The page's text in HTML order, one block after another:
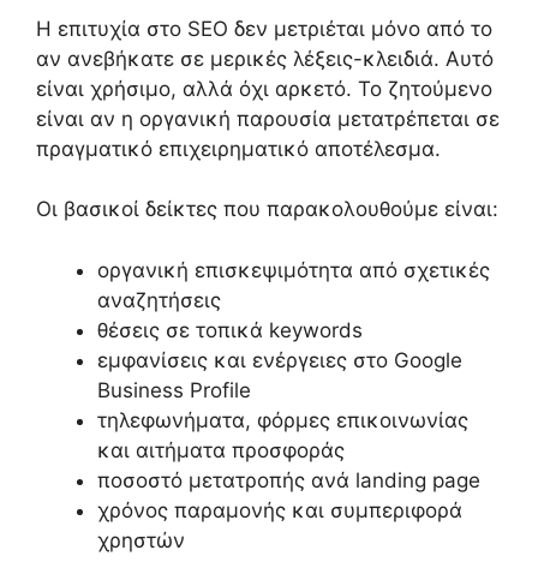
Η επιτυχία στο SEO δεν μετριέται μόνο από το
αν ανεβήκατε σε μερικές λέξεις-κλειδιά. Αυτό
είναι χρήσιμο, αλλά όχι αρκετό. Το ζητούμενο
είναι αν η οργανική παρουσία μετατρέπεται σε
πραγματικό επιχειρηματικό αποτέλεσμα.
Οι βασικοί δείκτες που παρακολουθούμε είναι:
οργανική επισκεψιμότητα από σχετικές
αναζητήσεις
θέσεις σε τοπικά keywords
εμφανίσεις και ενέργειες στο Google
Business Profile
τηλεφωνήματα, φόρμες επικοινωνίας
και αιτήματα προσφοράς
ποσοστό μετατροπής ανά landing page
χρόνος παραμονής και συμπεριφορά
χρηστών